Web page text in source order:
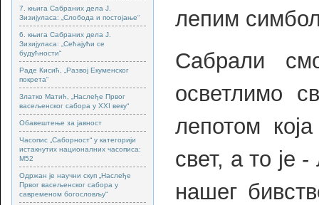
7. књига Сабраних дела Ј.
Зизијуласа: „Слобода и постојање“
6. књига Сабраних дела Ј.
Зизијуласа: „Сећајући се
будућности“
Раде Кисић, „Развој Екуменског
покрета“
Златко Матић, „Наслеђе Првог
васељенског сабора у XXI веку“
Обавештење за јавност
Часопис „Саборност“ у категорији
истакнутих националних часописа:
М52
Одржан је научни скуп „Наслеђе
Првог васељенског сабора у
савременом богословљу“
лепим
Сабрали
осветлимо
лепотом
свет, а то је
нашег